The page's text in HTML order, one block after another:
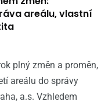
areálu, vlastní
plný změn a proměn,
areálu do správy
a.s. Vzhledem